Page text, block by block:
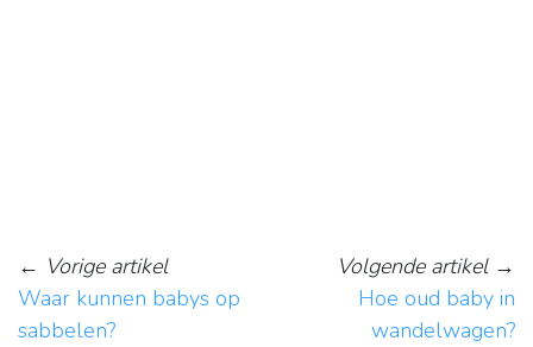
← Vorige artikel
Waar kunnen babys op
sabbelen?
Volgende artikel→
Hoe oud baby in
wandelwagen?